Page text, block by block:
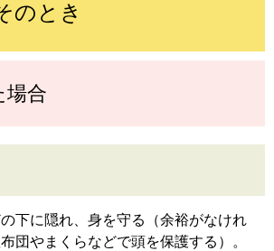
のとき
場合
下に隠れ、身を守る（余裕がなけれ
団やまくらなどで頭を保護する）。